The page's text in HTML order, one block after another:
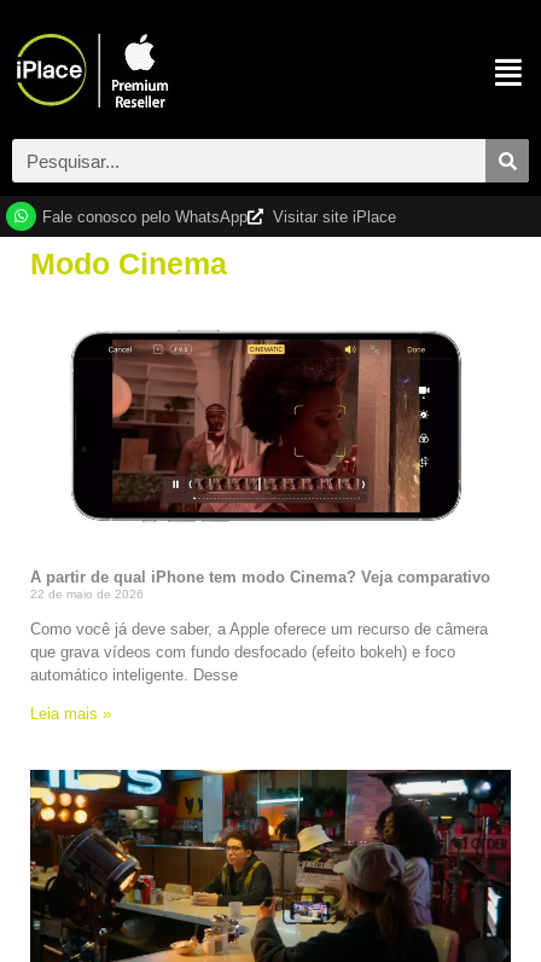
Fale conosco pelo WhatsApp Visitar site iPlace
Modo Cinema
A partir de qual iPhone tem modo Cinema? Veja comparativo
22 de maio de 2026
Como você já deve saber, a Apple oferece um recurso de câmera
que grava vídeos com fundo desfocado (efeito bokeh) e foco
automático inteligente. Desse
Leia mais »